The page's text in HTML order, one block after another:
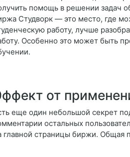
помощь в решении задач
Студворк — это место, где
работу, лучше
Особенно это может быть
от
еще один небольшой секрет
остальных
главной страницы биржи. Общая